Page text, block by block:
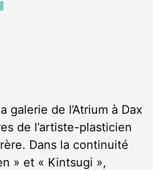
galerie de l’Atrium à Dax
de l’artiste-plasticien
Dans la continuité
» et « Kintsugi »,